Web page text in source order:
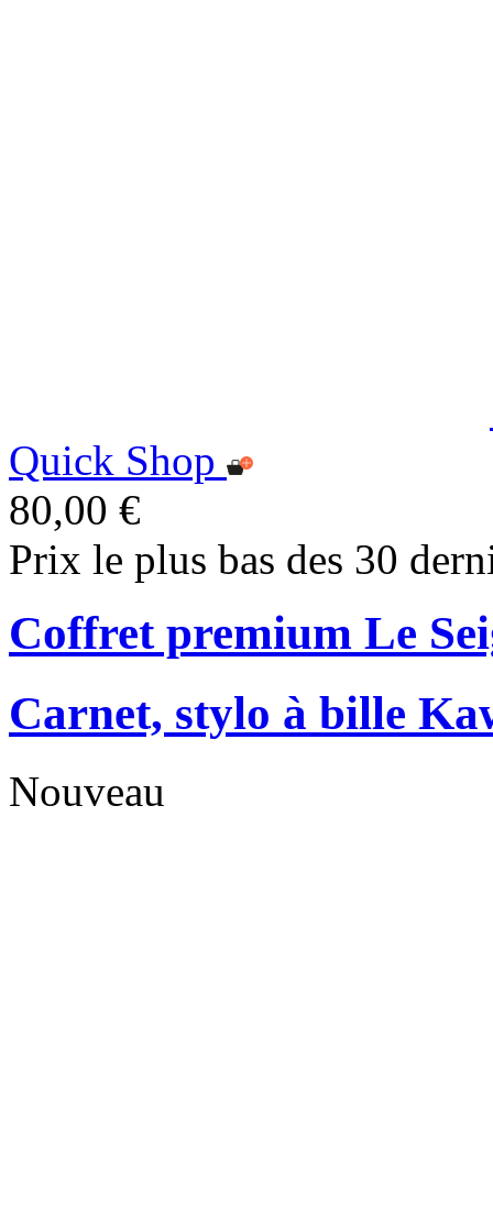
Quick Shop
80,00 €
Prix le plus bas des 30
Coffret premium Le
Carnet, stylo à bille
Nouveau